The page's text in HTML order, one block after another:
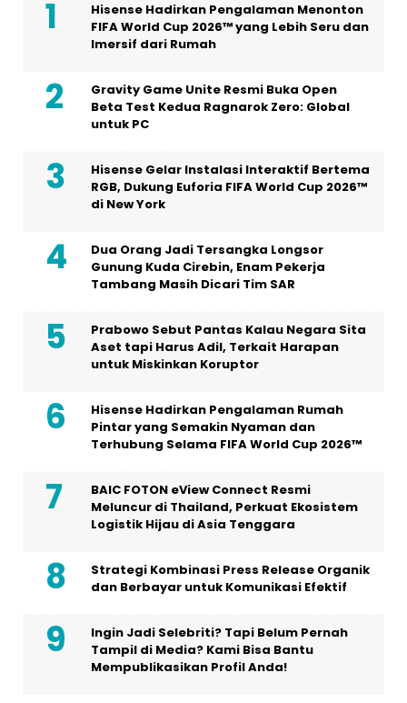
Hisense Hadirkan Pengalaman Menonton
FIFA World Cup 2026™ yang Lebih Seru dan
Imersif dari Rumah
Gravity Game Unite Resmi Buka Open
Beta Test Kedua Ragnarok Zero: Global
untuk PC
Hisense Gelar Instalasi Interaktif Bertema
RGB, Dukung Euforia FIFA World Cup 2026™
di New York
Dua Orang Jadi Tersangka Longsor
Gunung Kuda Cirebin, Enam Pekerja
Tambang Masih Dicari Tim SAR
Prabowo Sebut Pantas Kalau Negara Sita
Aset tapi Harus Adil, Terkait Harapan
untuk Miskinkan Koruptor
Hisense Hadirkan Pengalaman Rumah
Pintar yang Semakin Nyaman dan
Terhubung Selama FIFA World Cup 2026™
BAIC FOTON eView Connect Resmi
Meluncur di Thailand, Perkuat Ekosistem
Logistik Hijau di Asia Tenggara
Strategi Kombinasi Press Release Organik
dan Berbayar untuk Komunikasi Efektif
Ingin Jadi Selebriti? Tapi Belum Pernah
Tampil di Media? Kami Bisa Bantu
Mempublikasikan Profil Anda!